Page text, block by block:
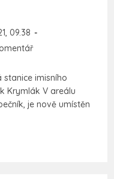
09.38
stanice imisního
Krymlák V areálu
je nově umístěn